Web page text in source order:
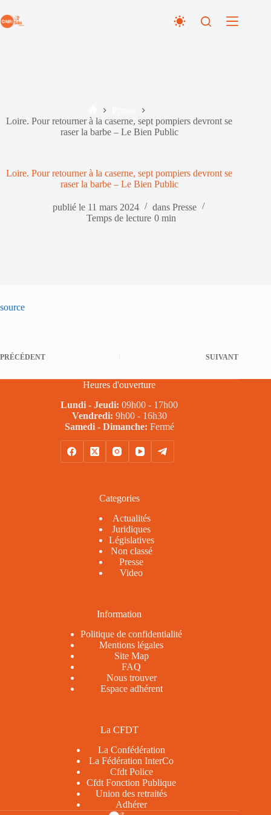
au
contenu
Accueil
Loire. Pour retourner à la caserne, sept pompiers devront se
raser la barbe – Le Bien Public
Loire. Pour retourner à la caserne, sept pompiers devront se
raser la barbe – Le Bien Public
publié le 11 mars 2024 dans Presse
Temps de lecture 0 min
source
PRÉCÉDENT SUIVANT
Heures d'ouverture
Lundi - Jeudi: 09h00 - 17h00
Vendredi: 9h00 - 16h30
Samedi - Dimanche: Fermé
Categories
Actualités
Juridiques
Législatives
Non classé
Presse
Video
Information
Politique de confidentialité
Mentions légales
Site Map
FAQ
Nous trouver
Espace adhérent
La CFDT
La Confédération
La Fédération InterCo
Cfdt Police
Cfdt Fonction Publique
Union des retraités
Adhérer